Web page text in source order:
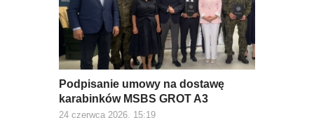
Podpisanie umowy na dostawę
karabinków MSBS GROT A3
24 czerwca 2026, 15:19